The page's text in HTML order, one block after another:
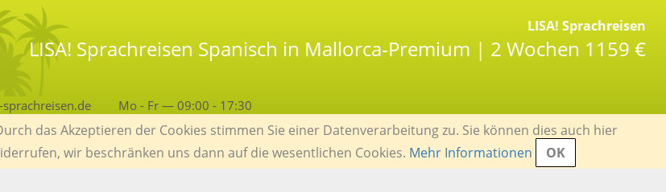
LISA! Sprachreisen
LISA! Sprachreisen Spanisch in Mallorca-Premium | 2 Wochen 1159 €
Mo - Fr — 09:00 - 17:30
das Akzeptieren der Cookies stimmen Sie einer Datenverarbeitung zu. Sie können dies auch hier
wir beschränken uns dann auf die wesentlichen Cookies. Mehr Informationen OK